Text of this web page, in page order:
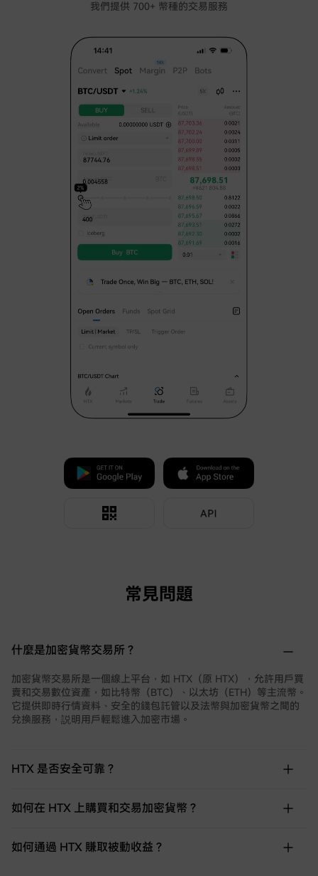
我們提供 700+ 幣種的交易服務
常見問題
什麼是加密貨幣交易所？
加密貨幣交易所是一個線上平台，如 HTX（原 HTX），允許用戶買
賣和交易數位資產，如比特幣（BTC）、以太坊（ETH）等主流幣。
它提供即時行情資料、安全的錢包託管以及法幣與加密貨幣之間的
兌換服務，説明用戶輕鬆進入加密市場。
HTX 是否安全可靠？
如何在 HTX 上購買和交易加密貨幣？
如何通過 HTX 賺取被動收益？